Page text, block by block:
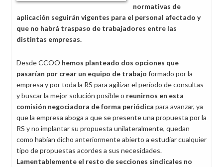
normativas de
aplicación seguirán vigentes para el personal afectado y
que no habrá traspaso de trabajadores entre las
distintas empresas.
Desde CCOO hemos planteado dos opciones que
pasarían por crear un equipo de trabajo formado por la
empresa y por toda la RS para agilizar el período de consultas
y buscar la mejor solución posible o reunirnos en esta
comisión negociadora de forma periódica para avanzar, ya
que la empresa aboga a que se presente una propuesta por la
RS y no implantar su propuesta unilateralmente, quedan
como habían dicho anteriormente abierto a estudiar cualquier
tipo de propuestas acordes a sus necesidades.
Lamentablemente el resto de secciones sindicales no